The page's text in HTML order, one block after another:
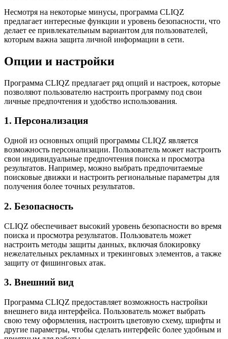
Несмотря на некоторые минусы, программа CLIQZ
предлагает интересные функции и уровень безопасности, что
делает ее привлекательным вариантом для пользователей,
которым важна защита личной информации в сети.
Опции и настройки
Программа CLIQZ предлагает ряд опций и настроек, которые
позволяют пользователю настроить программу под свои
личные предпочтения и удобство использования.
1. Персонализация
Одной из основных опций программы CLIQZ является
возможность персонализации. Пользователь может настроить
свои индивидуальные предпочтения поиска и просмотра
результатов. Например, можно выбрать предпочитаемые
поисковые движки и настроить региональные параметры для
получения более точных результатов.
2. Безопасность
CLIQZ обеспечивает высокий уровень безопасности во время
поиска и просмотра результатов. Пользователь может
настроить методы защиты данных, включая блокировку
нежелательных рекламных и трекинговых элементов, а также
защиту от фишинговых атак.
3. Внешний вид
Программа CLIQZ предоставляет возможность настройки
внешнего вида интерфейса. Пользователь может выбрать
свою тему оформления, настроить цветовую схему, шрифты и
другие параметры, чтобы сделать интерфейс более удобным и